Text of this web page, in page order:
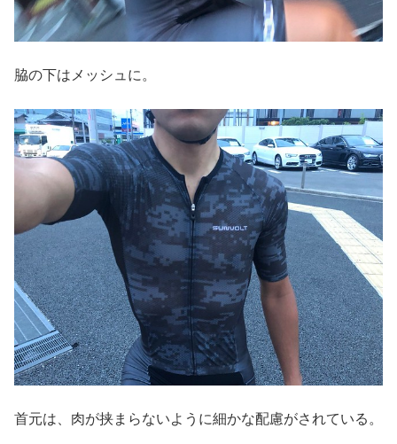
脇の下はメッシュに。
首元は、肉が挟まらないように細かな配慮がされている。